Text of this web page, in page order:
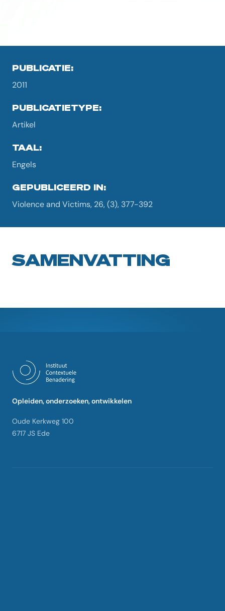
PUBLICATIE:
2011
PUBLICATIETYPE:
Artikel
TAAL:
Engels
GEPUBLICEERD IN:
Violence and Victims, 26, (3), 377-392
SAMENVATTING
Opleiden, onderzoeken, ontwikkelen
Oude Kerkweg 100
6717 JS Ede